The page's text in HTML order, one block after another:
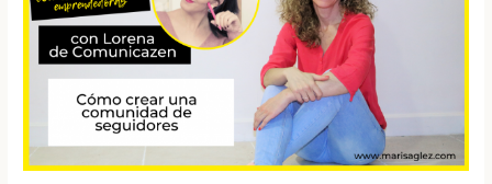
Charlamos
Lorena
Comunicazen